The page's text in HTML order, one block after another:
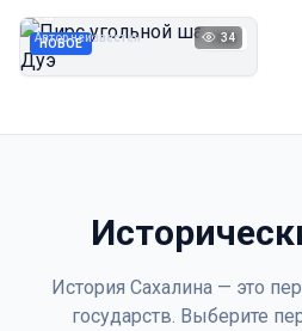
НОВОЕ 1923
Автор неизвестен 34
История Сахалина — это
государств. Выберите